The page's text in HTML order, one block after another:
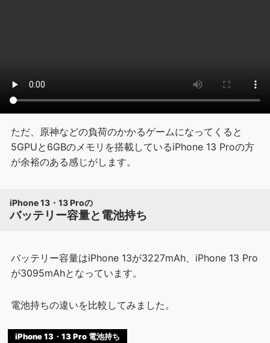
ただ、原神などの負荷のかかるゲームになってくると
5GPUと6GBのメモリを搭載しているiPhone 13 Proの方
が余裕のある感じがします。
iPhone 13・13 Proの
バッテリー容量と電池持ち
バッテリー容量はiPhone 13が3227mAh、iPhone 13 Pro
が3095mAhとなっています。
電池持ちの違いを比較してみました。
iPhone 13・13 Pro 電池持ち